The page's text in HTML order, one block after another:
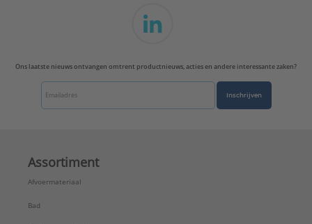
Ons laatste nieuws ontvangen omtrent productnieuws, acties en andere interessante zaken?
Inschrijven
Assortiment
Afvoermateriaal
Bad